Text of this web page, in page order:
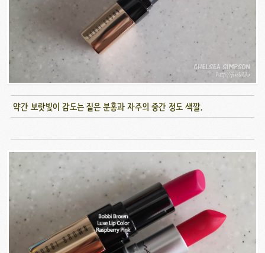
약간 보랏빛이 감도는 짙은 분홍과 자주의 중간 정도 색깔.